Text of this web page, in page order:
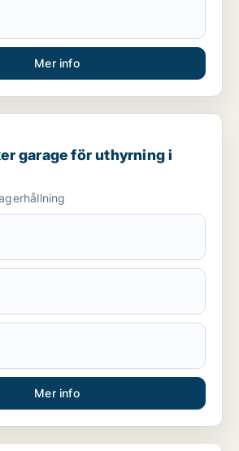
Mer info
för uthyrning i Gävle
garage för uthyrning i
Mer info